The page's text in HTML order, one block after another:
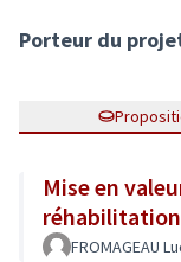
Porteur du
Mise en
FROMAGEAU